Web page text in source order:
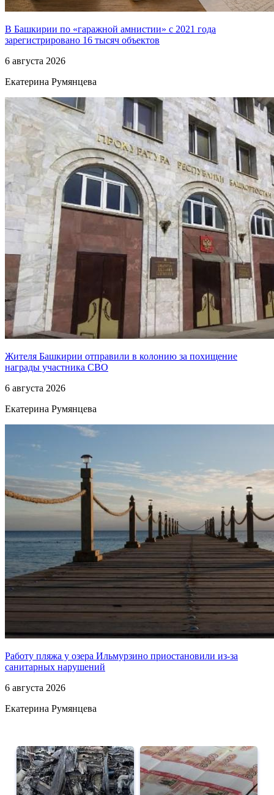
В Башкирии по «гаражной амнистии» с 2021 года
зарегистрировано 16 тысяч объектов
6 августа 2026
Екатерина Румянцева
Жителя Башкирии отправили в колонию за похищение
награды участника СВО
6 августа 2026
Екатерина Румянцева
Работу пляжа у озера Ильмурзино приостановили из-за
санитарных нарушений
6 августа 2026
Екатерина Румянцева